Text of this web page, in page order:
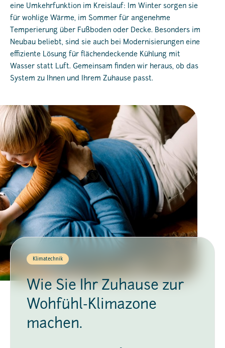
eine Umkehrfunktion im Kreislauf: Im Winter sorgen sie
für wohlige Wärme, im Sommer für angenehme
Temperierung über Fußboden oder Decke. Besonders im
Neubau beliebt, sind sie auch bei Modernisierungen eine
effiziente Lösung für flächendeckende Kühlung mit
Wasser statt Luft. Gemeinsam finden wir heraus, ob das
System zu Ihnen und Ihrem Zuhause passt.
Klimatechnik
Wie Sie Ihr Zuhause zur
Wohfühl-Klimazone
machen.